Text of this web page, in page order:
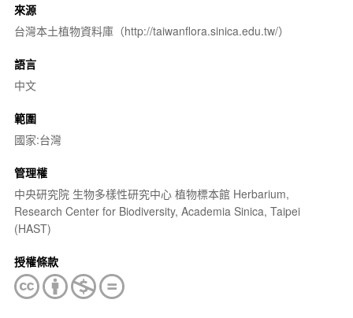
來源
台灣本土植物資料庫（http://taiwanflora.sinica.edu.tw/）
語言
中文
範圍
國家:台灣
管理權
中央研究院 生物多樣性研究中心 植物標本館 Herbarium,
Research Center for Biodiversity, Academia Sinica, Taipei
(HAST)
授權條款